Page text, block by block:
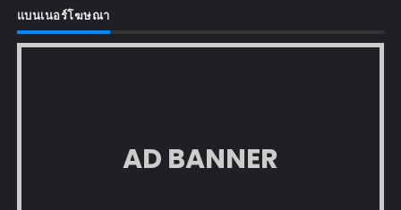
แบนเนอร์โฆษณา
AD BANNER